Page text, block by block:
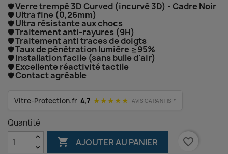
🛡️Verre trempé 3D Curved (incurvé 3D) - Cadre Noir
🛡️ Ultra fine (0,26mm)
🛡️ Ultra résistante aux chocs
🛡️Traitement anti-rayures (9H)
🛡️Traitement anti traces de doigts
🛡️Taux de pénétration lumière ≥95%
🛡️ Installation facile (sans bulle d'air)
🛡️ Excellente réactivité tactile
🛡️Contact agréable
Vitre-Protection.fr 4,7 ★★★★★ AVIS GARANTIS™
Quantité
 AJOUTER AU PANIER favorite_border